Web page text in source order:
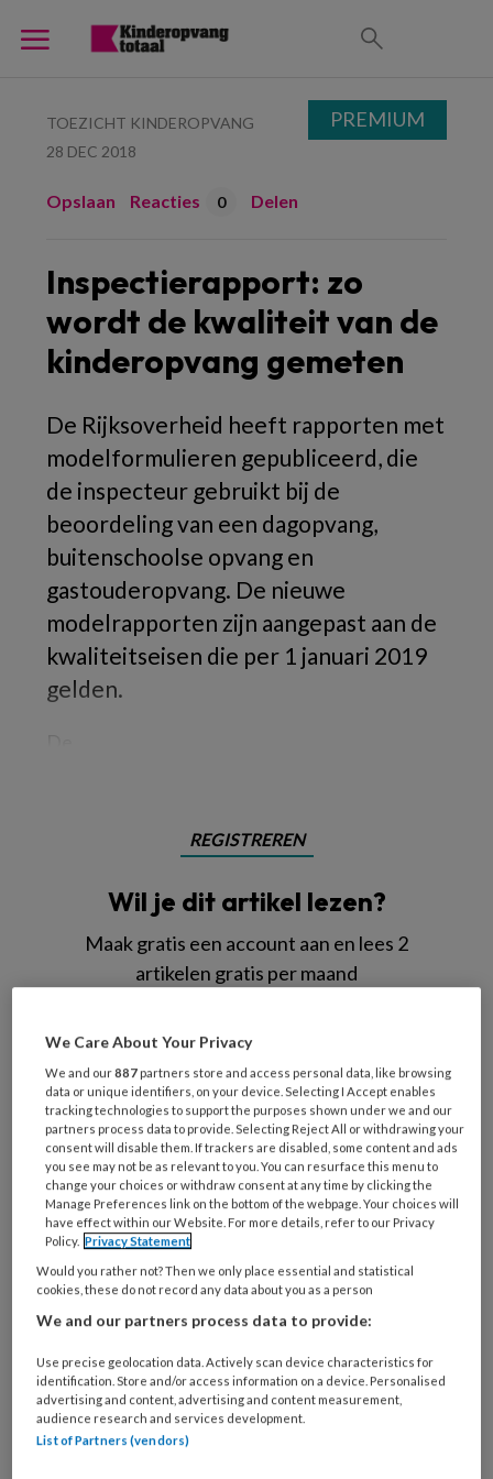
TOEZICHT KINDEROPVANG
28 DEC 2018
Opslaan Reacties 0 Delen
Inspectierapport: zo
wordt de kwaliteit van de
kinderopvang gemeten
De Rijksoverheid heeft rapporten met
modelformulieren gepubliceerd, die
de inspecteur gebruikt bij de
beoordeling van een dagopvang,
buitenschoolse opvang en
gastouderopvang. De nieuwe
modelrapporten zijn aangepast aan de
kwaliteitseisen die per 1 januari 2019
gelden.
REGISTREREN
Wil je dit artikel lezen?
Maak gratis een account aan en lees 2
artikelen gratis per maand
Wat
is
je
e-
mailadres?
* *
Kies
je
wachtwoord* *
Kies
je
functie *
Bij
welke
organisatie
werk
Untitled
Ontvang 2x per week de
PREMIUM
We Care About Your Privacy
We and our887 partners store and access personal data, like browsing
data or unique identifiers, on your device. Selecting I Accept enables
tracking technologies to support the purposes shown under we and our
partners process data to provide. Selecting Reject All or withdrawing your
consent will disable them. If trackers are disabled, some content and ads
you see may not be as relevant to you. You can resurface this menu to
change your choices or withdraw consent at any time by clicking the
Manage Preferences link on the bottom of the webpage. Your choices will
have effect within our Website. For more details, refer to our Privacy
Policy. Privacy Statement
Would you rather not? Then we only place essential and statistical
cookies, these do not record any data about you as a person
We and our partners process data to provide:
Use precise geolocation data. Actively scan device characteristics for
identification. Store and/or access information on a device. Personalised
advertising and content, advertising and content measurement,
audience research and services development.
List of Partners (vendors)